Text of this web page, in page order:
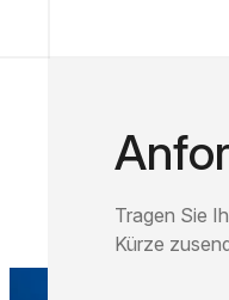
Tragen Sie
Kürze